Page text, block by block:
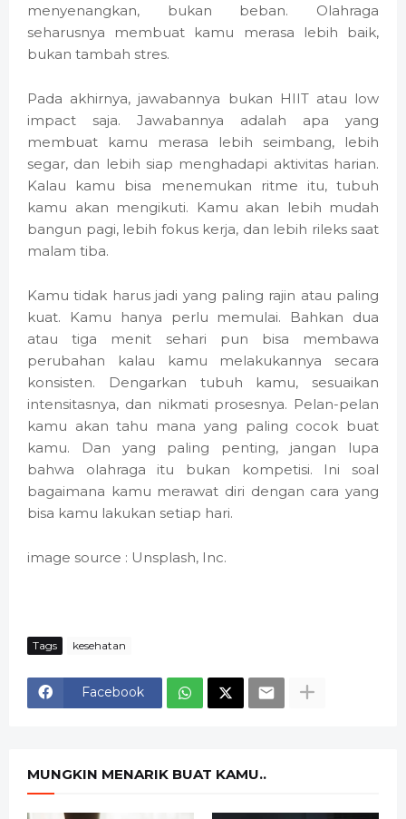
menyenangkan, bukan beban. Olahraga
seharusnya membuat kamu merasa lebih baik,
bukan tambah stres.
Pada akhirnya, jawabannya bukan HIIT atau low
impact saja. Jawabannya adalah apa yang
membuat kamu merasa lebih seimbang, lebih
segar, dan lebih siap menghadapi aktivitas harian.
Kalau kamu bisa menemukan ritme itu, tubuh
kamu akan mengikuti. Kamu akan lebih mudah
bangun pagi, lebih fokus kerja, dan lebih rileks saat
malam tiba.
Kamu tidak harus jadi yang paling rajin atau paling
kuat. Kamu hanya perlu memulai. Bahkan dua
atau tiga menit sehari pun bisa membawa
perubahan kalau kamu melakukannya secara
konsisten. Dengarkan tubuh kamu, sesuaikan
intensitasnya, dan nikmati prosesnya. Pelan-pelan
kamu akan tahu mana yang paling cocok buat
kamu. Dan yang paling penting, jangan lupa
bahwa olahraga itu bukan kompetisi. Ini soal
bagaimana kamu merawat diri dengan cara yang
bisa kamu lakukan setiap hari.
image source : Unsplash, Inc.
Tags kesehatan
Facebook
MUNGKIN MENARIK BUAT KAMU..